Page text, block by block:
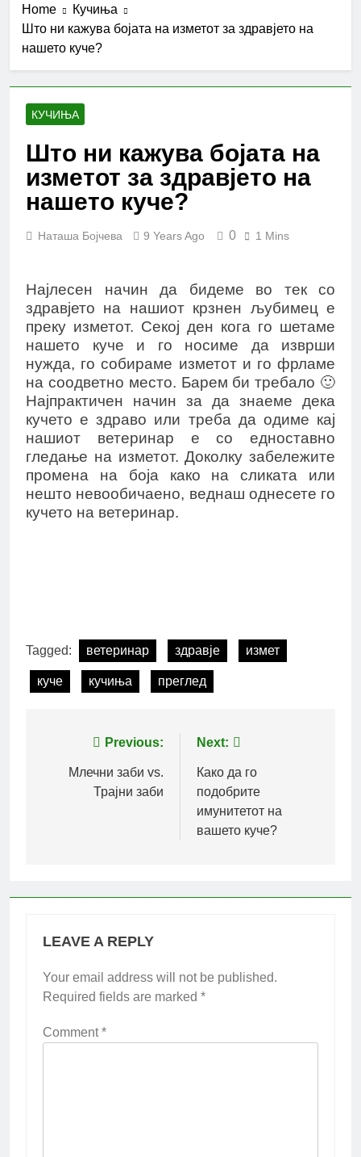
Home
Кучиња
Што ни кажува бојата на изметот за здравјето на
нашето куче?
КУЧИЊА
Што ни кажува бојата на
изметот за здравјето на
нашето куче?
Наташа Бојчева 9 Years Ago 0 1 Mins
Најлесен начин да бидеме во тек со
здравјето на нашиот крзнен љубимец е
преку изметот. Секој ден кога го шетаме
нашето куче и го носиме да изврши
нужда, го собираме изметот и го фрламе
на соодветно место. Барем би требало 🙂
Најпрактичен начин за да знаеме дека
кучето е здраво или треба да одиме кај
нашиот ветеринар е со едноставно
гледање на изметот. Доколку забележите
промена на боја како на сликата или
нешто невообичаено, веднаш однесете го
кучето на ветеринар.
Tagged: ветеринар здравје измет
куче кучиња преглед
navigation
Previous:
Млечни заби vs.
Трајни заби
Next:
Како да го
подобрите
имунитетот на
вашето куче?
LEAVE A REPLY
Your email address will not be published.
Required fields are marked *
Comment*